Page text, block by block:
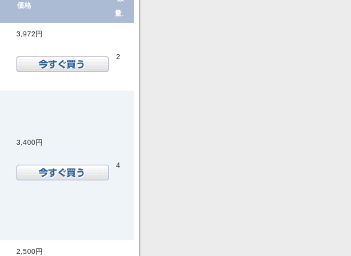
価格
量.
3,972円
2
3,400円
4
2,500円